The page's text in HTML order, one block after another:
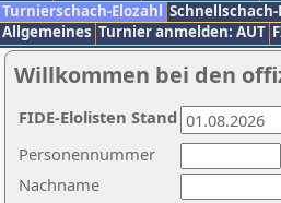
Turnierschach-Elozahl Schnellschach-
Allgemeines Turnier anmelden: AUT
Willkommen bei den
Nachname
Personennummer
FIDE-Elolisten Stand